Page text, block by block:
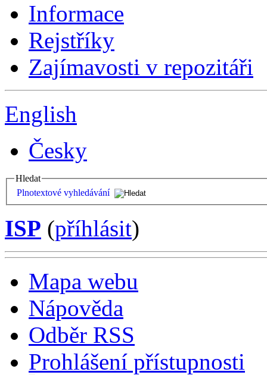
Informace
Rejstříky
Zajímavosti v repozitáři
English
Česky
Hledat
Plnotextové vyhledávání
ISP (příhlásit)
Mapa webu
Nápověda
Odběr RSS
Prohlášení přístupnosti